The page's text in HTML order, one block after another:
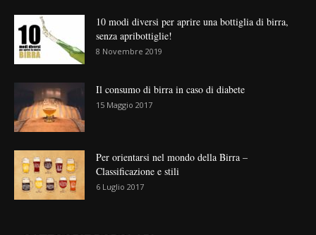
10 modi diversi per aprire una bottiglia di birra,
senza apribottiglie!
8 Novembre 2019
Il consumo di birra in caso di diabete
15 Maggio 2017
Per orientarsi nel mondo della Birra –
Classificazione e stili
6 Luglio 2017